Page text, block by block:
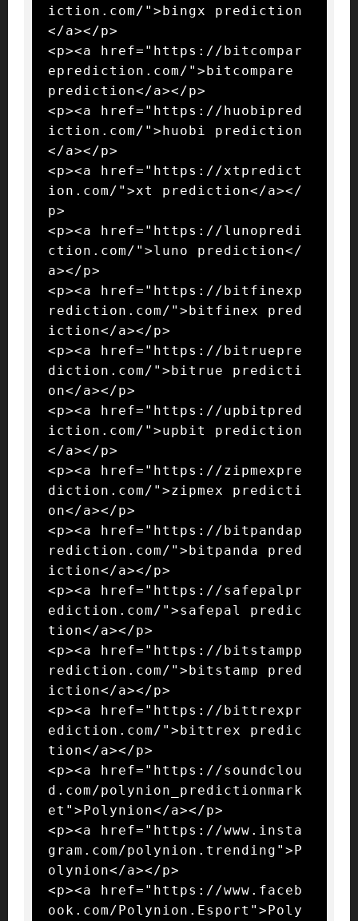
iction.com/">bingx prediction
</a></p>
<p><a href="https://bitcompar
eprediction.com/">bitcompare
prediction</a></p>
<p><a href="https://huobipred
iction.com/">huobi prediction
</a></p>
<p><a href="https://xtpredict
ion.com/">xt prediction</a></
p>
<p><a href="https://lunopredi
ction.com/">luno prediction</
a></p>
<p><a href="https://bitfinexp
rediction.com/">bitfinex pred
iction</a></p>
<p><a href="https://bitruepre
diction.com/">bitrue predicti
on</a></p>
<p><a href="https://upbitpred
iction.com/">upbit prediction
</a></p>
<p><a href="https://zipmexpre
diction.com/">zipmex predicti
on</a></p>
<p><a href="https://bitpandap
rediction.com/">bitpanda pred
iction</a></p>
<p><a href="https://safepalpr
ediction.com/">safepal predic
tion</a></p>
<p><a href="https://bitstampp
rediction.com/">bitstamp pred
iction</a></p>
<p><a href="https://bittrexpr
ediction.com/">bittrex predic
tion</a></p>
<p><a href="https://soundclou
d.com/polynion_predictionmark
et">Polynion</a></p>
<p><a href="https://www.insta
gram.com/polynion.trending">P
olynion</a></p>
<p><a href="https://www.faceb
ook.com/Polynion.Esport">Poly